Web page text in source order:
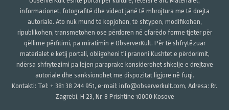
informacionet, fotografitë dhe videot janë të mbrojtura me të drejta
autoriale. Ato nuk mund të kopjohen, të shtypen, modifikohen,
ripublikohen, transmetohen ose përdoren në çfarëdo forme tjetër për
qëllime përfitimi, pa miratimin e ObserverKult. Për të shfrytëzuar
materialet e këtij portali, obligoheni t'i pranoni Kushtet e përdorimit,
ndërsa shfrytëzimi pa lejen paraprake konsiderohet shkelje e drejtave
autoriale dhe sanksionohet me dispozitat ligjore në fuqi.
Kontakti: Tel: + 381 38 244 951, e-mail: info@observerkult.com, Adresa: Rr.
Zagrebi, H 23, Nr. 8 Prishtinë 10000 Kosovë